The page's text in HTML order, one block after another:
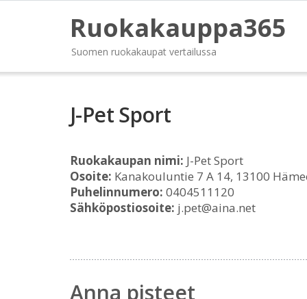
Ruokakauppa365
Suomen ruokakaupat vertailussa
J-Pet Sport
Ruokakaupan nimi: J-Pet Sport
Osoite: Kanakouluntie 7 A 14, 13100
Puhelinnumero: 0404511120
Sähköpostiosoite: j.pet@aina.net
Anna pisteet